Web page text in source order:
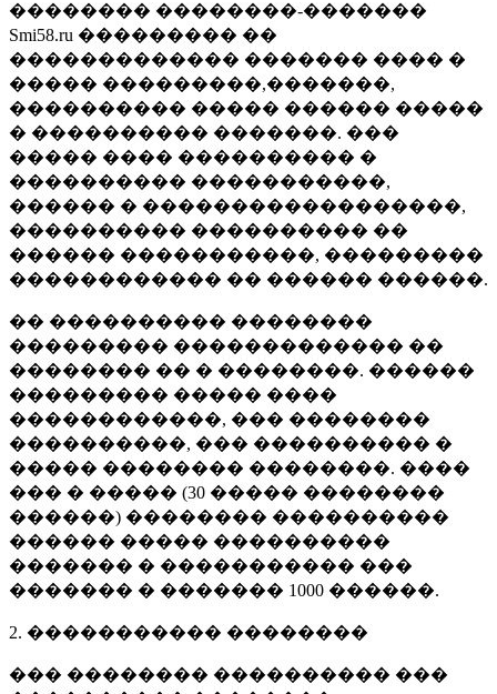
�������� ��������-�������
Smi58.ru ��������� ��
������������� ������� ���� �
����� ���������,�������,
���������� ����� ������ �����
� ���������� �������. ���
����� ���� ���������� �
���������� �����������,
������ � ������������������,
���������� ���������� ��
������ �����������, ���������
������������ �� ������ ������.
�� ���������� ��������
��������� ������������� ��
�������� �� � ��������. ������
��������� ����� ����
������������, ��� ��������
����������, ��� ���������� �
����� �������� ��������. ����
��� � ����� (30 ����� ��������
������) �������� ����������
������ ����� ����������
������� � ����������� ���
������� � ������� 1000 ������.
2. ����������� ��������
��� �������� ���������� ���